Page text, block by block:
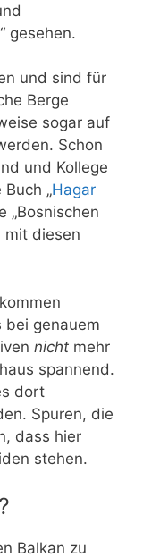
gesehen.
und sind für
Berge
sogar auf
Schon
und Kollege
„Hagar
„Bosnischen
mit diesen
bei genauem
nicht mehr
spannend.
dort
Spuren, die
dass hier
stehen.
Balkan zu